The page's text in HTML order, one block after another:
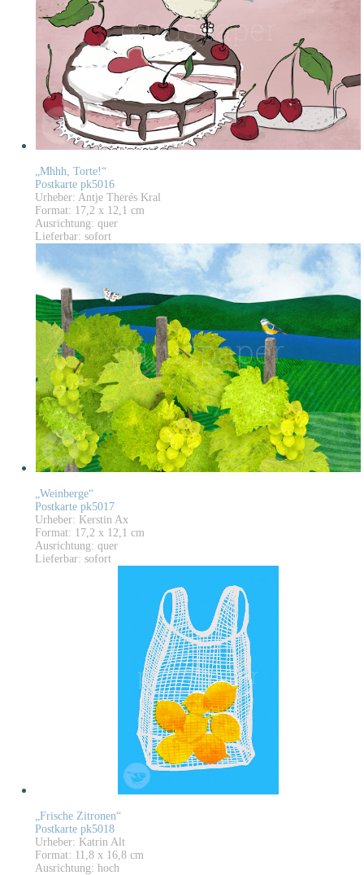
„Mhhh, Torte!“
Postkarte pk5016
Urheber: Antje Therés Kral
Format: 17,2 x 12,1 cm
Ausrichtung: quer
Lieferbar: sofort
„Weinberge“
Postkarte pk5017
Urheber: Kerstin Ax
Format: 17,2 x 12,1 cm
Ausrichtung: quer
Lieferbar: sofort
„Frische Zitronen“
Postkarte pk5018
Urheber: Katrin Alt
Format: 11,8 x 16,8 cm
Ausrichtung: hoch